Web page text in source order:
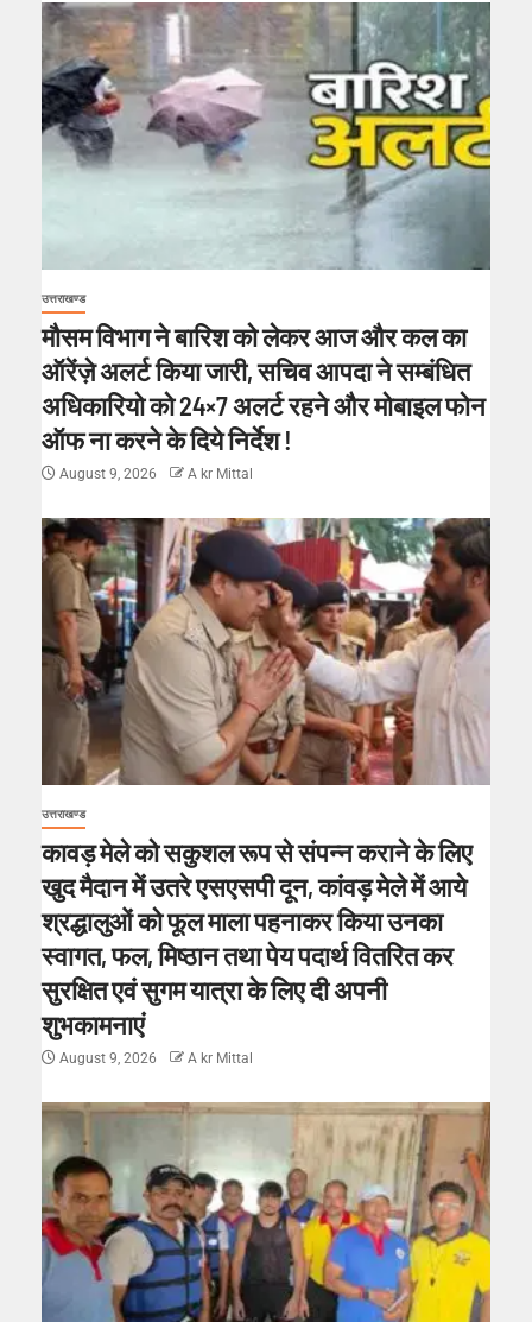
उत्तराखण्ड
मौसम विभाग ने बारिश को लेकर आज और कल का
ऑरेंज़े अलर्ट किया जारी, सचिव आपदा ने सम्बंधित
अधिकारियो को 24×7 अलर्ट रहने और मोबाइल फोन
ऑफ ना करने के दिये निर्देश !
August 9, 2026 A kr Mittal
उत्तराखण्ड
कावड़ मेले को सकुशल रूप से संपन्न कराने के लिए
खुद मैदान में उतरे एसएसपी दून, कांवड़ मेले में आये
श्रद्धालुओं को फूल माला पहनाकर किया उनका
स्वागत, फल, मिष्ठान तथा पेय पदार्थ वितरित कर
सुरक्षित एवं सुगम यात्रा के लिए दी अपनी
शुभकामनाएं
August 9, 2026 A kr Mittal